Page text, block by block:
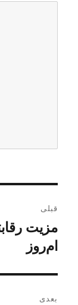
ه
ب
ر
قبلی
ن
و
ت
مزیت‌
ام‌روز
بعدی